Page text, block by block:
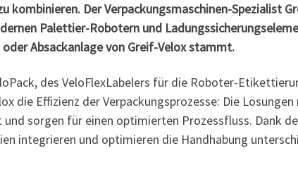
kombinieren. Der Verpackungsmaschinen-Spezialist
Palettier-Robotern und
Absackanlage von Greif-Velox stammt.
des VeloFlexLabelers für die Roboter-
die Effizienz der Verpackungsprozesse: Die
sorgen für einen optimierten Prozessfluss. Dank
integrieren und optimieren die Handhabung